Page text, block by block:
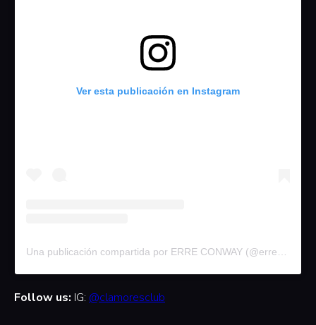
Ver esta publicación en Instagram
Follow us: IG: @clamoresclub